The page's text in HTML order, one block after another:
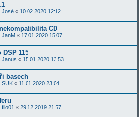
José « 10.02.2020 12:12
CD
JanM « 17.01.2020 15:07
115
Janus « 15.01.2020 13:53
basech
SUK « 11.01.2020 23:04
filo01 « 29.12.2019 21:57